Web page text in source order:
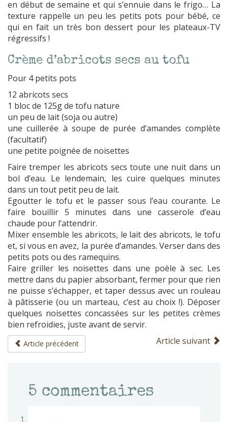
en début de semaine et qui s’ennuie dans le frigo… La
texture rappelle un peu les petits pots pour bébé, ce
qui en fait un très bon dessert pour les plateaux-TV
régressifs !
Crème d’abricots secs au tofu
Pour 4 petits pots
12 abricots secs
1 bloc de 125g de tofu nature
un peu de lait (soja ou autre)
une cuillerée à soupe de purée d’amandes complète
(facultatif)
une petite poignée de noisettes
Faire tremper les abricots secs toute une nuit dans un
bol d’eau. Le lendemain, les cuire quelques minutes
dans un tout petit peu de lait.
Egoutter le tofu et le passer sous l’eau courante. Le
faire bouillir 5 minutes dans une casserole d’eau
chaude pour l’attendrir.
Mixer ensemble les abricots, le lait des abricots, le tofu
et, si vous en avez, la purée d’amandes. Verser dans des
petits pots ou des ramequins.
Faire griller les noisettes dans une poèle à sec. Les
mettre dans du papier absorbant, fermer pour que rien
ne puisse s’échapper, et taper dessus avec un rouleau
à pâtisserie (ou un marteau, c’est au choix !). Déposer
quelques noisettes concassées sur les petites crèmes
bien refroidies, juste avant de servir.
Article précédent Article suivant
5 commentaires